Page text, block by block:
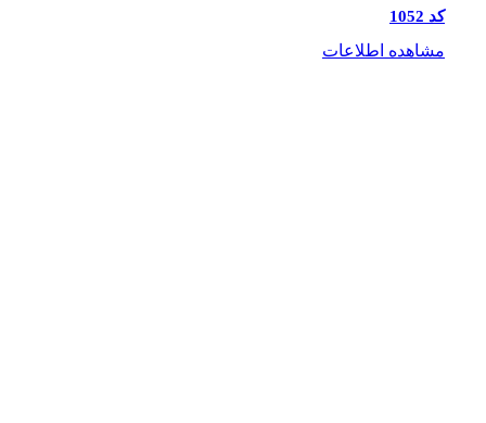
کد 1052
مشاهده اطلاعات